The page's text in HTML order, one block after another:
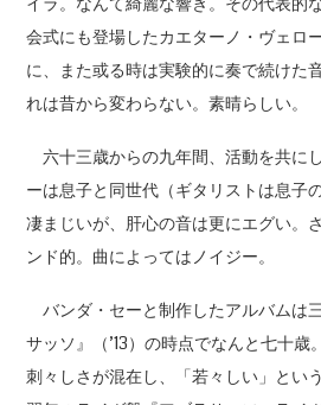
会式にも登場したカエターノ・ヴェロ
に、また或る時は実験的に奏で続けた
れは昔から変わらない。素晴らしい。
六十三歳からの九年間、活動を共に
ーは息子と同世代（ギタリストは息子
凄まじいが、肝心の音は更にエグい。
ンド的。曲によってはノイジー。
バンダ・セーと制作したアルバムは
サッソ』（’13）の時点でなんと七十歳
刺々しさが混在し、「若々しい」とい